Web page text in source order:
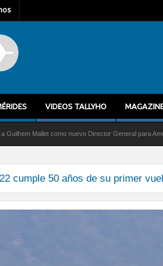
VIDEOS TALLYHO
Mallet como nuevo Director General para América
cumple 50 años de su primer